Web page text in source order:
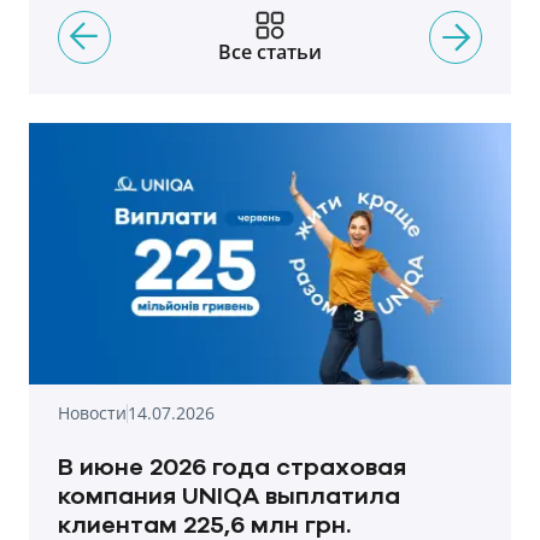
Все статьи
Новости14.07.2026
В июне 2026 года страховая
компания UNIQA выплатила
клиентам 225,6 млн грн.